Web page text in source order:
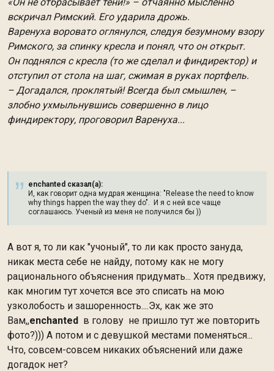
вскричал Римский. Его ударила дрожь.
Варенуха воровато оглянулся, следуя безумному взору
Римского, за спинку кресла и понял, что он открыт.
Он поднялся с кресла (то же сделал и финдиректор) и
отступил от стола на шаг, сжимая в руках портфель.
– Догадался, проклятый! Всегда был смышлен, –
злобно ухмыльнувшись совершенно в лицо
финдиректору, проговорил Варенуха...
enchanted сказал(а):
И, как говорит одна мудрая женщина: "Release the need to know
why things happen the way they do". И я с ней все чаще
соглашаюсь. Ученый из меня не получился бы ))
А вот я, то ли как "учоный", то ли как просто зануда,
никак места себе не найду, потому как не могу
рационального объяснения придумать... Хотя предвижу,
как многим тут хочется все это списать на мою
узколобость и зашоренность....Эх, как же это
Вам,,enchanted в голову не пришло тут же повторить
фото?))) А потом и с девушкой местами поменяться...
Что, совсем-совсем никаких объяснений или даже
догадок нет?